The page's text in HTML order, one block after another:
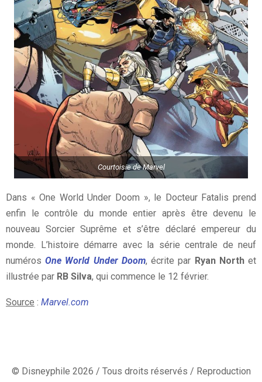
Courtoisie de Marvel
Dans « One World Under Doom », le Docteur Fatalis prend
enfin le contrôle du monde entier après être devenu le
nouveau Sorcier Suprême et s’être déclaré empereur du
monde. L’histoire démarre avec la série centrale de neuf
numérosOne World Under Doom, écrite par Ryan Northet
illustrée par RB Silva, qui commence le 12 février.
Source : Marvel.com
© Disneyphile 2026 / Tous droits réservés / Reproduction